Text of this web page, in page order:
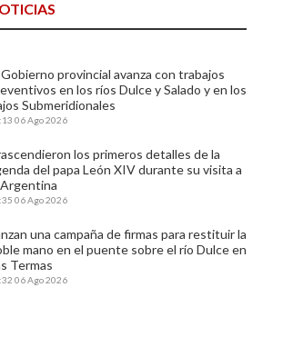
Gobierno provincial avanza con trabajos
en los ríos Dulce y Salado y en los
Submeridionales
06 Ago 2026
los primeros detalles de la
del papa León XIV durante su visita a
06 Ago 2026
una campaña de firmas para restituir la
mano en el puente sobre el río Dulce en
Termas
06 Ago 2026